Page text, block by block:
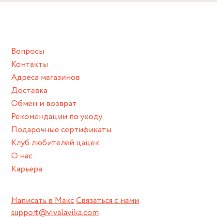
Снимайте ваше украшение перед купанием (и в море, и в
спортивный инвентарь).
Храните изделие в сухом месте.
Для надежного хранения мы доставляем все изделия в
нашей фирменной коробке или упаковке бренда.
Пожалуйста, используйте эту упаковку для хранения,
пока не носите украшение на себе.
Написать в МаксСвязаться с нами
support@vivalavika.com
Вопросы
Контакты
Адреса магазинов
Доставка
Обмен и возврат
Рекомендации по уходу
Подарочные сертификаты
Клуб любителей цацек
О нас
Карьера